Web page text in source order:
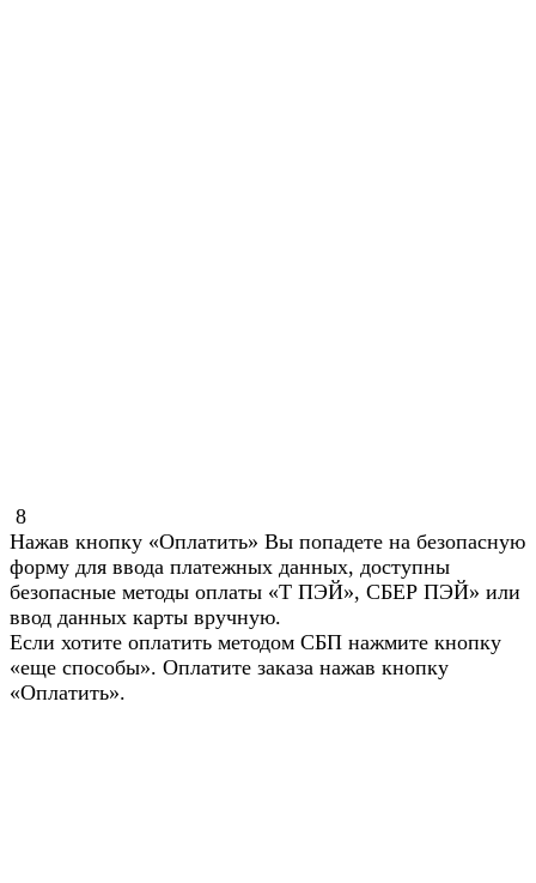
8
Нажав кнопку «Оплатить» Вы попадете на безопасную
форму для ввода платежных данных, доступны
безопасные методы оплаты «Т ПЭЙ», СБЕР ПЭЙ» или
ввод данных карты вручную.
Если хотите оплатить методом СБП нажмите кнопку
«еще способы». Оплатите заказа нажав кнопку
«Оплатить».